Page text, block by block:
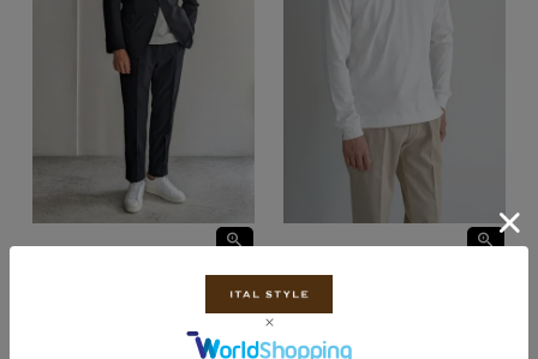
レコル Sensitiveジャージースーツ 【全2
レコル ロングスリーブ Ｔシャツ
COTTON【全2色】